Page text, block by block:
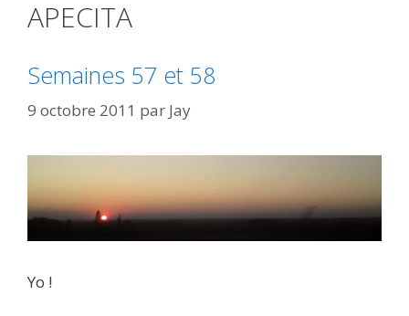
APECITA
Semaines 57 et 58
9 octobre 2011 par Jay
Yo !